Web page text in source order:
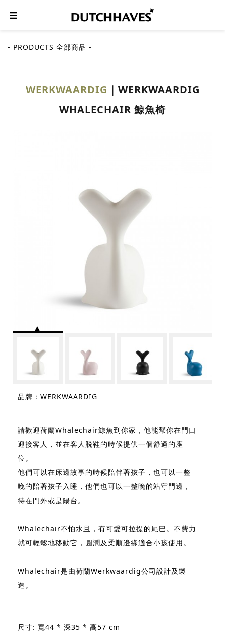
- PRODUCTS 全部商品 -
WERKWAARDIG
WERKWAARDIG
WHALECHAIR 鯨魚椅
品牌：WERKWAARDIG
請歡迎荷蘭Whalechair鯨魚到你家，他能幫你在門口
迎接客人，並在客人脱鞋的時候提供一個舒適的座
位。
他們可以在床邊故事的時候陪伴著孩子，也可以一整
晚的陪著孩子入睡，他們也可以一整晚的站守門邊，
待在門外或是陽台。
Whalechair不怕水且，有可愛可拉提的尾巴。不費力
就可輕鬆地移動它，圓潤及柔順邊緣適合小孩使用。
Whalechair是由荷蘭Werkwaardig公司設計及製
造。
尺寸: 寬44 * 深35 * 高57 cm